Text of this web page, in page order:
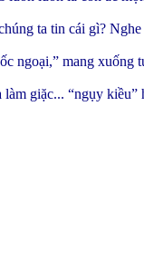
ta tin cái gì?
ngoại,” mang xuống
giặc... “ngụy kiều”